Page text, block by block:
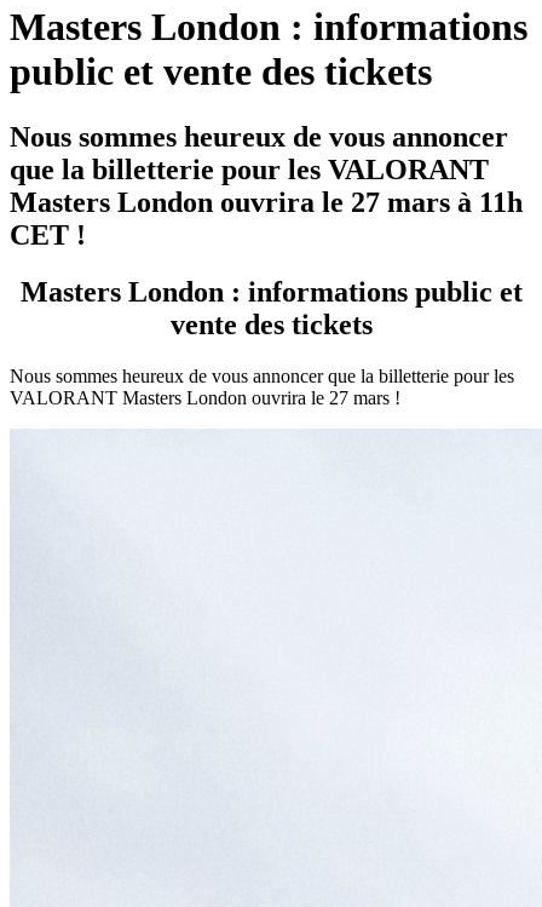
Masters London : informations
public et vente des tickets
Nous sommes heureux de vous annoncer
que la billetterie pour les VALORANT
Masters London ouvrira le 27 mars à 11h
CET !
Masters London : informations public et
vente des tickets
Nous sommes heureux de vous annoncer que la billetterie pour les
VALORANT Masters London ouvrira le 27 mars !